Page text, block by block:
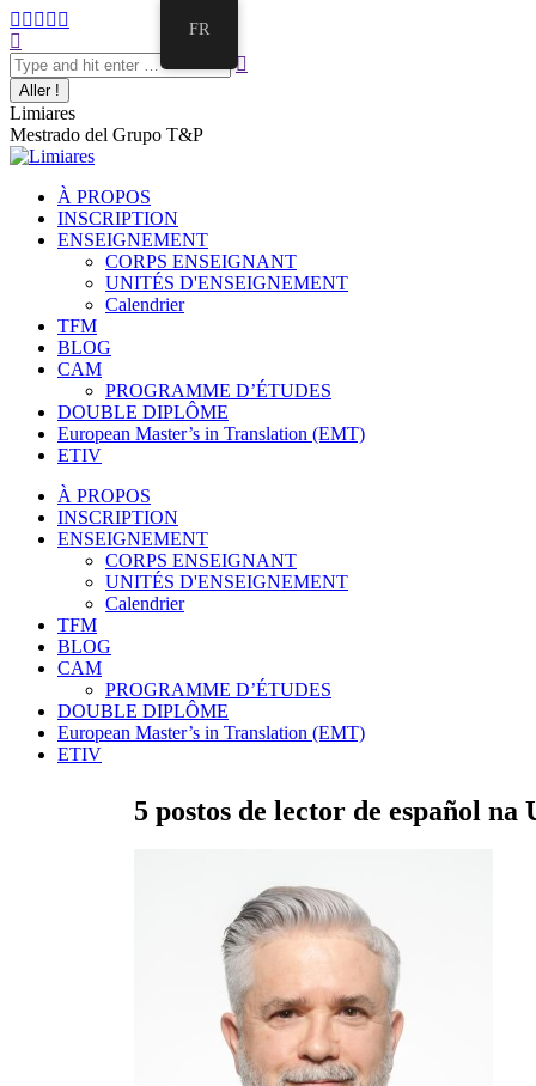
Limiares
Mestrado del Grupo T&P
À PROPOS
INSCRIPTION
ENSEIGNEMENT
CORPS ENSEIGNANT
UNITÉS D'ENSEIGNEMENT
Calendrier
TFM
BLOG
CAM
PROGRAMME D’ÉTUDES
DOUBLE DIPLÔME
European Master’s in Translation (EMT)
ETIV
À PROPOS
INSCRIPTION
ENSEIGNEMENT
CORPS ENSEIGNANT
UNITÉS D'ENSEIGNEMENT
Calendrier
TFM
BLOG
CAM
PROGRAMME D’ÉTUDES
DOUBLE DIPLÔME
European Master’s in Translation (EMT)
ETIV
5 postos de lector de español
FR